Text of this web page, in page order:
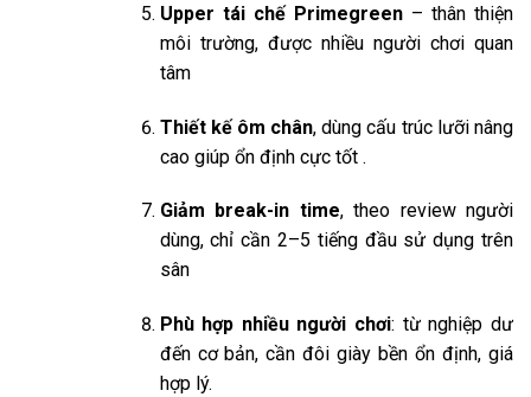
Upper tái chế Primegreen– thân thiện
môi trường, được nhiều người chơi quan
tâm
Thiết kế ôm chân, dùng cấu trúc lưỡi nâng
cao giúp ổn định cực tốt.
Giảm break-in time, theo review người
dùng, chỉ cần 2–5 tiếng đầu sử dụng trên
sân
Phù hợp nhiều người chơi: từ nghiệp dư
đến cơ bản, cần đôi giày bền ổn định, giá
hợp lý.